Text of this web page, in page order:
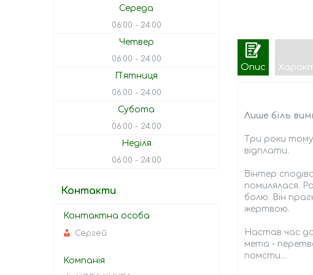
Опис
Лише біль
Три роки
відплати.
Вінтер
помилялася.
болю. Він
жертвою.
Настав час
мета -
помсти...
Середа
06:00 24:00
Четвер
06:00 24:00
Пʼятниця
06:00 24:00
Субота
06:00 24:00
Неділя
06:00 24:00
Контакти
Сергей